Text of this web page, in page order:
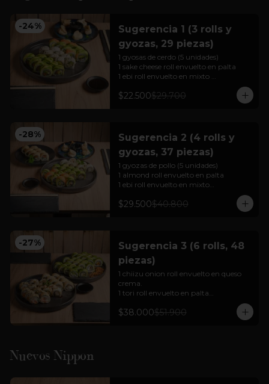
-24%
Sugerencia 1 (3 rolls y
gyozas, 29 piezas)
1 gyosas de cerdo (5 unidades)
1 sake cheese roll envuelto en palta
1 ebi roll envuelto en mixto
$22.500$29.700
-28%
Sugerencia 2 (4 rolls y
gyozas, 37 piezas)
1 gyozas de pollo (5 unidades)
1 almond roll envuelto en palta
1 ebi roll envuelto en mixto
1 chiizu onion roll envuelto en queso
Cortesía: Salsa Soya, jengibre  y
wasabi
(foto referencial)
$29.500$40.800
-27%
Sugerencia 3 (6 rolls, 48
piezas)
1 chiizu onion roll envuelto en queso
crema.
1 tori roll envuelto en palta
1 mushroom cheese roll envuelto en
palta
$38.000$51.900
Nuevos Nippon